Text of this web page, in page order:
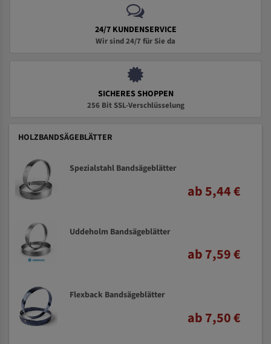
24/7 KUNDENSERVICE
Wir sind 24/7 für Sie da
SICHERES SHOPPEN
256 Bit SSL-Verschlüsselung
HOLZBANDSÄGEBLÄTTER
Spezialstahl Bandsägeblätter
ab 5,44 €
Uddeholm Bandsägeblätter
ab 7,59 €
Flexback Bandsägeblätter
ab 7,50 €